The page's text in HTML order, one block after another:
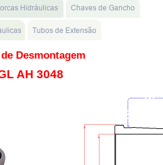
Desmontagem
AH 3048